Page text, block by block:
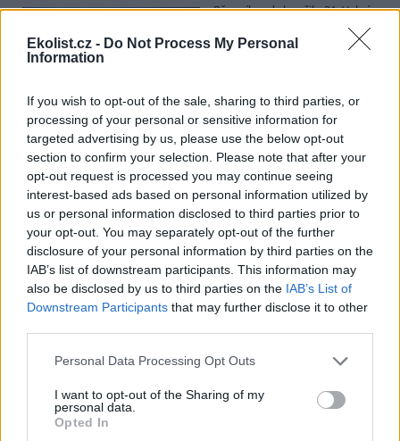
Ekolist.cz - Do Not Process My Personal
Information
If you wish to opt-out of the sale, sharing to third parties, or
processing of your personal or sensitive information for
targeted advertising by us, please use the below opt-out
section to confirm your selection. Please note that after your
opt-out request is processed you may continue seeing
interest-based ads based on personal information utilized by
us or personal information disclosed to third parties prior to
your opt-out. You may separately opt-out of the further
disclosure of your personal information by third parties on the
IAB’s list of downstream participants. This information may
also be disclosed by us to third parties on the IAB’s List of
Downstream Participants that may further disclose it to other
Personal Data Processing Opt Outs
I want to opt-out of the Sharing of my
personal data.
Opted In
Přes víkend skončilo 31. Valné
shromáždění Mezinárodního
úřadu pro mořské dno (ISA),
jasně deklarovat, že snahy o nezákonnou hlubinnou těžbu
nebudou tolerovány.
Luboš Pavlovič: Veřejnost může do poloviny srpna
připomínkovat plavební kanál u Přelouče
3.8.2026
Diskuse: 16
Ministerstvo životního
prostředí oznámilo 14.
července 2026 zahájení
zjišťovacího řízení pro záměr
„Stupeň Přelouč II“ za asi 3,3
do Pardubic. Veřejnost může své vyjádření k vlivům této stavby na
životní prostředí poslat ministerstvu do 13. srpna 2026.
Kilian Kaminski: Evropa slibuje právo na opravu.
Budou ale opravy skutečně levnější?